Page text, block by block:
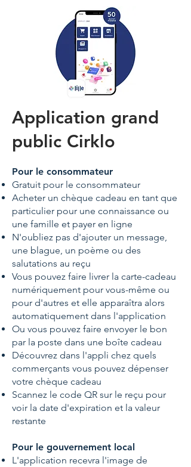
Application grand
public Cirklo
Pour le consommateur
Gratuit pour le consommateur
Acheter un chèque cadeau en tant que
particulier pour une connaissance ou
une famille et payer en ligne
N'oubliez pas d'ajouter un message,
une blague, un poème ou des
salutations au reçu
Vous pouvez faire livrer la carte-cadeau
numériquement pour vous-même ou
pour d'autres et elle apparaîtra alors
automatiquement dans l'application
Ou vous pouvez faire envoyer le bon
par la poste dans une boîte cadeau
Découvrez dans l'appli chez quels
commerçants vous pouvez dépenser
votre chèque cadeau
Scannez le code QR sur le reçu pour
voir la date d'expiration et la valeur
restante
Pour le gouvernement local
L'application recevra l'image de